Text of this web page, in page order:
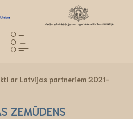
ar Latvijas partneriem 2021-
ZEMŪDENS